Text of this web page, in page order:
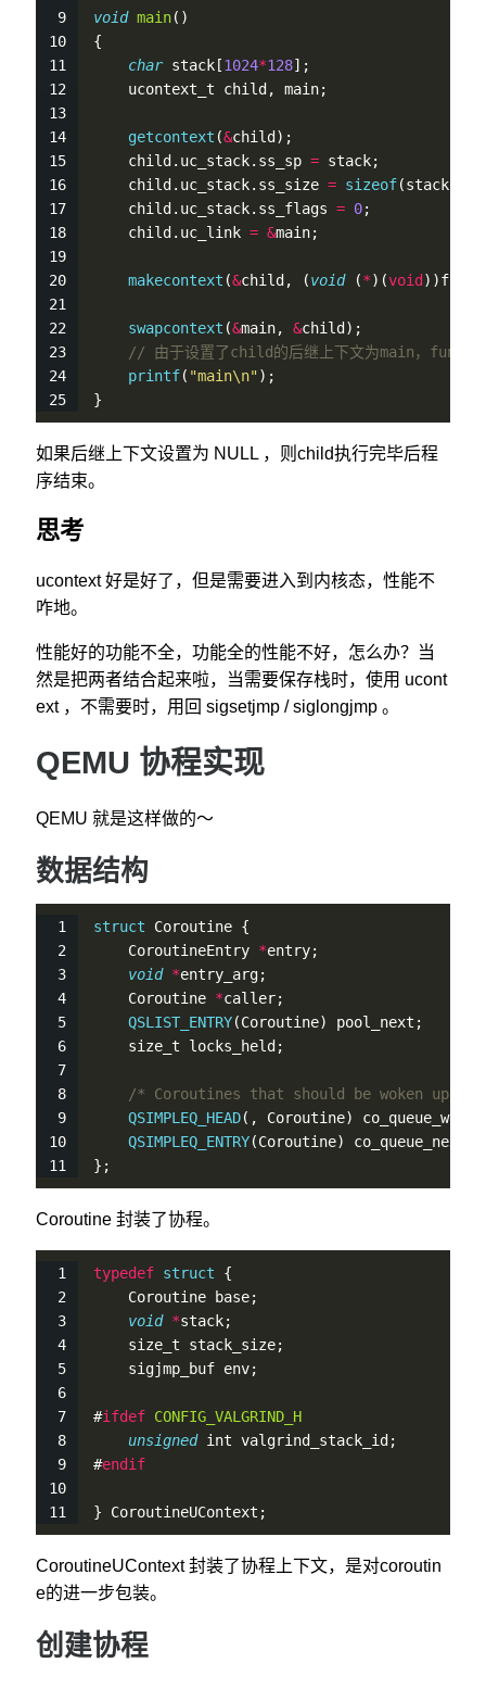
void main()
{
char stack[1024*128];
    ucontext_t child, main;
getcontext (&
    child.uc_stack.ss_sp
=
    child.uc_stack.ss_size
= sizeof
    child.uc_stack.ss_flags
= 0;
    child.uc_link
= &
makecontext (&child, (void (*)(void
swapcontext (&main, &
// 由于设置了child的后继上下文为main，func执
printf( "main\n" );
}
如果后继上下文设置为 NULL ，则child执行完毕后程
序结束。
思考
ucontext 好是好了，但是需要进入到内核态，性能不
咋地。
性能好的功能不全，功能全的性能不好，怎么办？当
然是把两者结合起来啦，当需要保存栈时，使用 ucont
ext ，不需要时，用回 sigsetjmp / siglongjmp 。
QEMU 协程实现
QEMU 就是这样做的～
数据结构
struct Coroutine {
    CoroutineEntry
*
void *
    Coroutine
*
QSLIST_ENTRY(Coroutine)
    size_t locks_held;
/* Coroutines that should be woken up
QSIMPLEQ_HEAD(, Coroutine)
QSIMPLEQ_ENTRY(Coroutine)
};
Coroutine 封装了协程。
typedef struct {
Coroutine
void *
    size_t stack_size;
    sigjmp_buf env;
#ifdef CONFIG_VALGRIND_H
unsigned int valgrind_stack_id;
#endif
} CoroutineUContext;
CoroutineUContext 封装了协程上下文，是对coroutin
e的进一步包装。
创建协程